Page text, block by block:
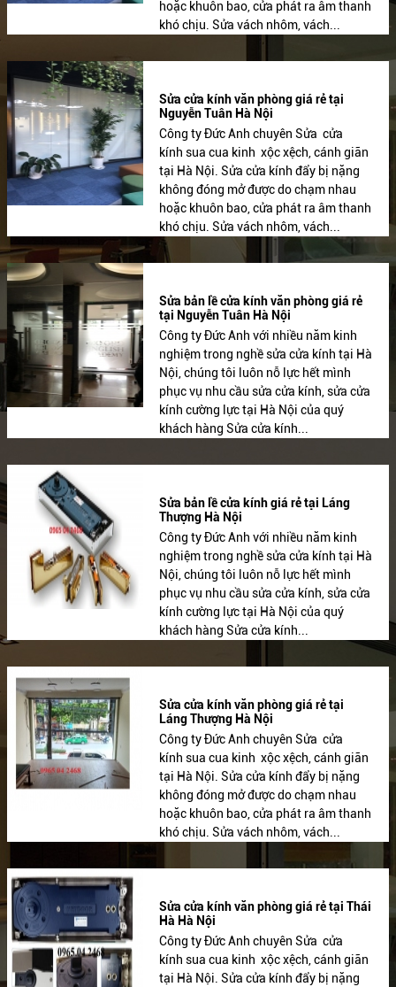
hoặc khuôn bao, cửa phát ra âm thanh
khó chịu. Sửa vách nhôm, vách...
Sửa cửa kính văn phòng giá rẻ tại
Nguyễn Tuân Hà Nội
Công ty Đức Anh chuyên Sửa cửa
kính sua cua kinh xộc xệch, cánh giãn
tại Hà Nội. Sửa cửa kính đẩy bị nặng
không đóng mở được do chạm nhau
hoặc khuôn bao, cửa phát ra âm thanh
khó chịu. Sửa vách nhôm, vách...
Sửa bản lề cửa kính văn phòng giá rẻ
tại Nguyễn Tuân Hà Nội
Công ty Đức Anh với nhiều năm kinh
nghiệm trong nghề sửa cửa kính tại Hà
Nội, chúng tôi luôn nỗ lực hết mình
phục vụ nhu cầu sửa cửa kính, sửa cửa
kính cường lực tại Hà Nội của quý
khách hàng Sửa cửa kính...
Sửa bản lề cửa kính giá rẻ tại Láng
Thượng Hà Nội
Công ty Đức Anh với nhiều năm kinh
nghiệm trong nghề sửa cửa kính tại Hà
Nội, chúng tôi luôn nỗ lực hết mình
phục vụ nhu cầu sửa cửa kính, sửa cửa
kính cường lực tại Hà Nội của quý
khách hàng Sửa cửa kính...
Sửa cửa kính văn phòng giá rẻ tại
Láng Thượng Hà Nội
Công ty Đức Anh chuyên Sửa cửa
kính sua cua kinh xộc xệch, cánh giãn
tại Hà Nội. Sửa cửa kính đẩy bị nặng
không đóng mở được do chạm nhau
hoặc khuôn bao, cửa phát ra âm thanh
khó chịu. Sửa vách nhôm, vách...
Sửa cửa kính văn phòng giá rẻ tại Thái
Hà Hà Nội
Công ty Đức Anh chuyên Sửa cửa
kính sua cua kinh xộc xệch, cánh giãn
tại Hà Nội. Sửa cửa kính đẩy bị nặng